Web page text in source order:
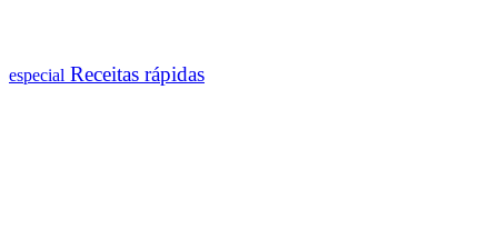
especial Receitas rápidas